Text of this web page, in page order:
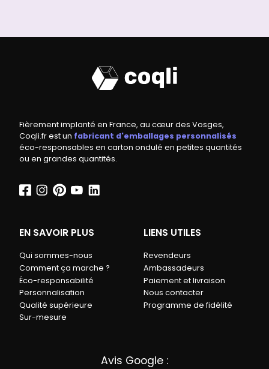
Fièrement implanté en France, au cœur des Vosges,
Coqli.fr est un fabricant d'emballages personnalisés
éco-responsables en carton ondulé en petites quantités
ou en grandes quantités.
EN SAVOIR PLUS
Qui sommes-nous
Comment ça marche ?
Éco-responsabilité
Personnalisation
Qualité supérieure
Sur-mesure
LIENS UTILES
Revendeurs
Ambassadeurs
Paiement et livraison
Nous contacter
Programme de fidélité
Avis Google :